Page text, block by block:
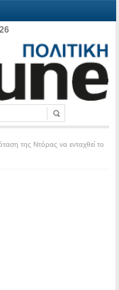
της Ντόρας να ενταχθεί το